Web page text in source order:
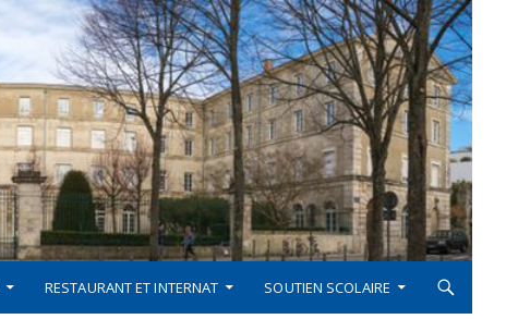
RESTAURANT ET INTERNAT SOUTIEN SCOLAIRE